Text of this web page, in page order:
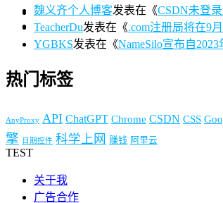
魏义齐个人博客发表在《CSDN未登
TeacherDu发表在《.com注册局将在9
YGBKS发表在《NameSilo宣布自
热门标签
AnyProxy API ChatGPT Chrome CSDN CSS
擎
日期控件 科学上网 赚钱 阿里云
TEST
关于我
广告合作